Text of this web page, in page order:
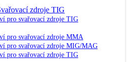
zdroje TIG
pro svařovací zdroje TIG
pro svařovací zdroje MMA
pro svařovací zdroje MIG/MAG
pro svařovací zdroje TIG